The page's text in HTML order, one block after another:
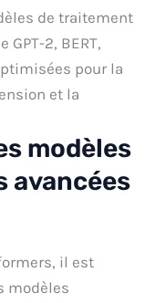
de traitement
2, BERT,
pour la
et la
modèles
avancées
il est
modèles